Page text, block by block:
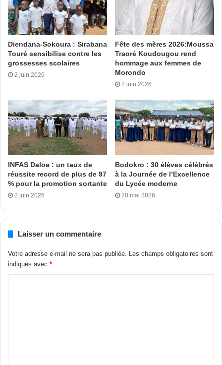
Mancotywa, s’est dit satisfait de cette rencontre. D’autres
rendez-vous sont prévus dans cet élan de dotation des
agents maritimes en matériel tactique.
eaux ivoiriennes Secrétariat d'État
Serey Doh Celestin
Diendana-Sokoura : Sirabana
Touré sensibilise contre les
grossesses scolaires
2 juin 2026
Fête des mères 2026:Moussa
Traoré Koudougou rend
hommage aux femmes de
Morondo
2 juin 2026
INFAS Daloa : un taux de
réussite record de plus de 97
% pour la promotion sortante
2 juin 2026
Bodokro : 30 élèves célébrés
à la Journée de l’Excellence
du Lycée moderne
20 mai 2026
Laisser un commentaire
Votre adresse e-mail ne sera pas publiée. Les champs obligatoires sont
indiqués avec *